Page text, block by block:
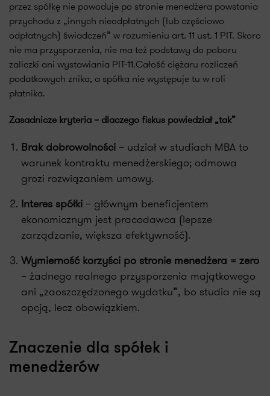
przez spółkę nie powoduje po stronie menedżera powstania
przychodu z „innych nieodpłatnych (lub częściowo
odpłatnych) świadczeń” w rozumieniu art. 11 ust. 1 PIT. Skoro
nie ma przysporzenia, nie ma też podstawy do poboru
zaliczki ani wystawiania PIT-11.Całość ciężaru rozliczeń
podatkowych znika, a spółka nie występuje tu w roli
płatnika.
Zasadnicze kryteria – dlaczego fiskus powiedział „tak”
Brak dobrowolności – udział w studiach MBA to
warunek kontraktu menedżerskiego; odmowa
grozi rozwiązaniem umowy.
Interes spółki – głównym beneficjentem
ekonomicznym jest pracodawca (lepsze
zarządzanie, większa efektywność).
Wymierność korzyści po stronie menedżera = zero
– żadnego realnego przysporzenia majątkowego
ani „zaoszczędzonego wydatku”, bo studia nie są
opcją, lecz obowiązkiem.
Znaczenie dla spółek i
menedżerów